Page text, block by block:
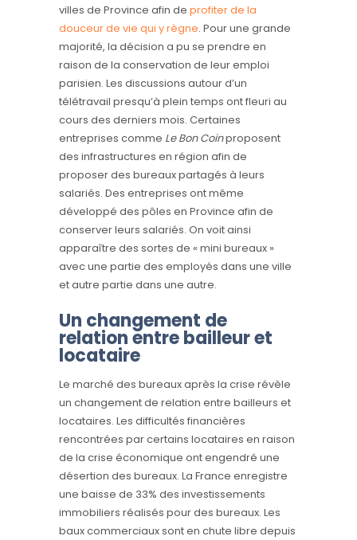
villes de Province afin de profiter de la
douceur de vie qui y règne. Pour une grande
majorité, la décision a pu se prendre en
raison de la conservation de leur emploi
parisien. Les discussions autour d’un
télétravail presqu’à plein temps ont fleuri au
cours des derniers mois. Certaines
entreprises comme Le Bon Coinproposent
des infrastructures en région afin de
proposer des bureaux partagés à leurs
salariés. Des entreprises ont même
développé des pôles en Province afin de
conserver leurs salariés. On voit ainsi
apparaître des sortes de « mini bureaux »
avec une partie des employés dans une ville
et autre partie dans une autre.
Un changement de
relation entre bailleur et
locataire
Le marché des bureaux après la crise révèle
un changement de relation entre bailleurs et
locataires. Les difficultés financières
rencontrées par certains locataires en raison
de la crise économique ont engendré une
désertion des bureaux. La France enregistre
une baisse de 33% des investissements
immobiliers réalisés pour des bureaux. Les
baux commerciaux sont en chute libre depuis